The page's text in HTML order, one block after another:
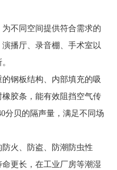
不同空间提供符合需求的
播厅、录音棚、手术室以
钢板结构、内部填充的吸
胶条，能有效阻挡空气传
分贝的隔声量，满足不同场
火、防盗、防潮防虫性
更长，在工业厂房等潮湿